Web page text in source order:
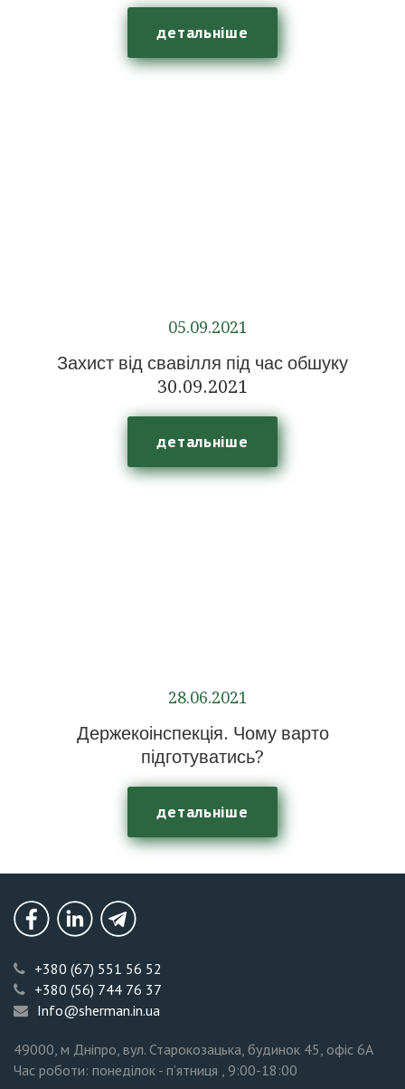
детальніше
05.09.2021
Захист від свавілля під час обшуку
30.09.2021
детальніше
28.06.2021
Держекоінспекція. Чому варто
підготуватись?
детальніше
+380 (67) 551 56 52
+380 (56) 744 76 37
Info@sherman.in.ua
49000, м Дніпро, вул. Старокозацька, будинок 45, офіс 6А
Час роботи: понеділок - п’ятниця , 9:00-18:00